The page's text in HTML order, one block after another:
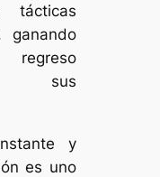
tácticas
ganando
sus
y
es uno